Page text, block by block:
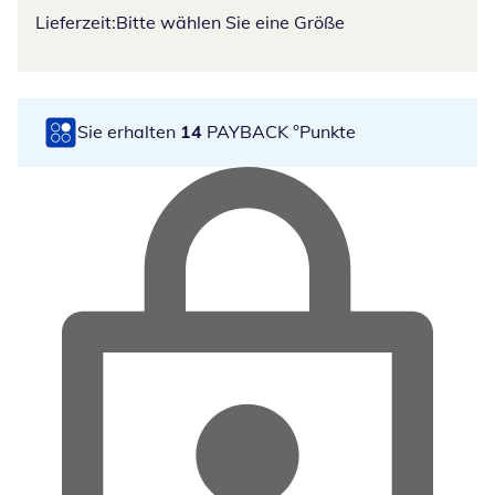
Lieferzeit:Bitte wählen Sie eine Größe
Sie erhalten 14 PAYBACK °Punkte